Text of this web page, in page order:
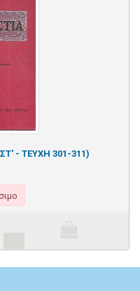
- ΤΕΥΧΗ 301-311)